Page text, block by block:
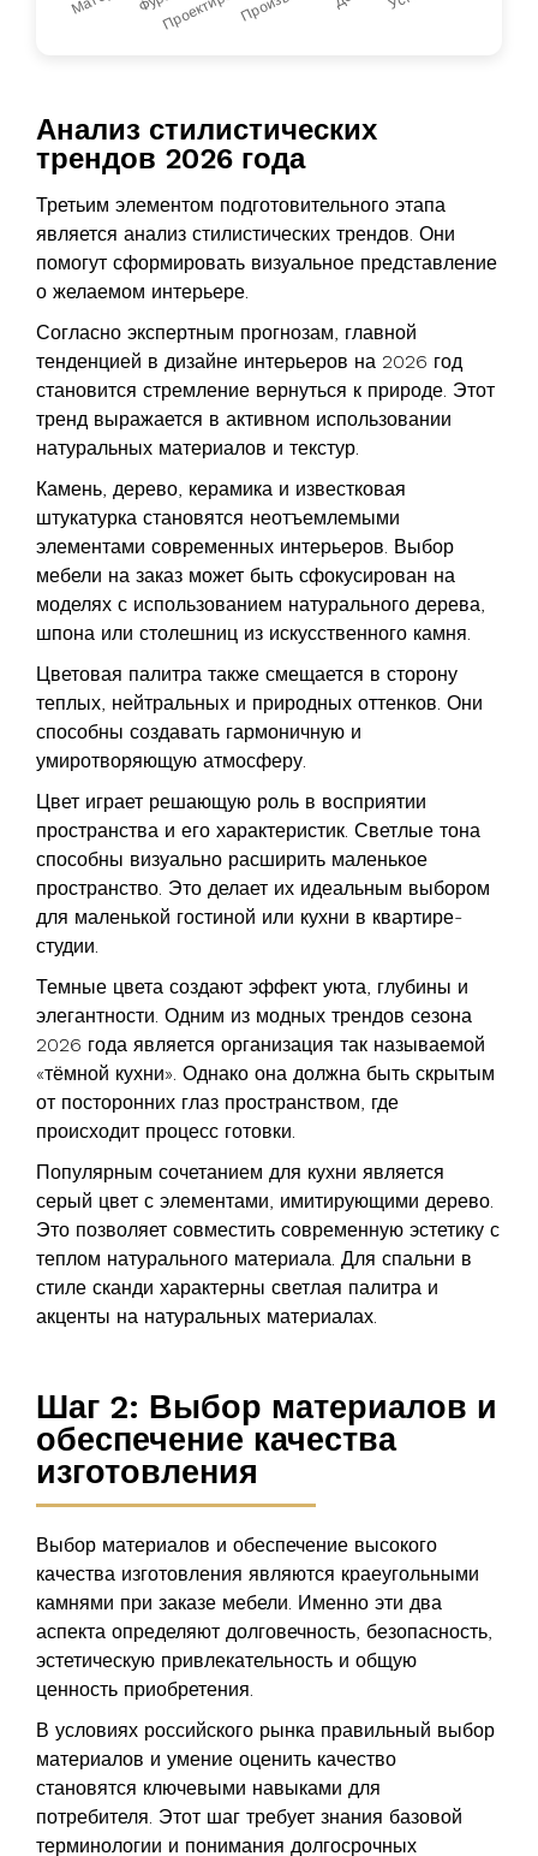
Анализ стилистических
трендов 2026 года
Третьим элементом подготовительного этапа
является анализ стилистических трендов. Они
помогут сформировать визуальное представление
о желаемом интерьере.
Согласно экспертным прогнозам, главной
тенденцией в дизайне интерьеров на 2026 год
становится стремление вернуться к природе. Этот
тренд выражается в активном использовании
натуральных материалов и текстур.
Камень, дерево, керамика и известковая
штукатурка становятся неотъемлемыми
элементами современных интерьеров. Выбор
мебели на заказ может быть сфокусирован на
моделях с использованием натурального дерева,
шпона или столешниц из искусственного камня.
Цветовая палитра также смещается в сторону
теплых, нейтральных и природных оттенков. Они
способны создавать гармоничную и
умиротворяющую атмосферу.
Цвет играет решающую роль в восприятии
пространства и его характеристик. Светлые тона
способны визуально расширить маленькое
пространство. Это делает их идеальным выбором
для маленькой гостиной или кухни в квартире-
студии.
Темные цвета создают эффект уюта, глубины и
элегантности. Одним из модных трендов сезона
2026 года является организация так называемой
«тёмной кухни». Однако она должна быть скрытым
от посторонних глаз пространством, где
происходит процесс готовки.
Популярным сочетанием для кухни является
серый цвет с элементами, имитирующими дерево.
Это позволяет совместить современную эстетику с
теплом натурального материала. Для спальни в
стиле сканди характерны светлая палитра и
акценты на натуральных материалах.
Шаг 2: Выбор материалов и
обеспечение качества
изготовления
Выбор материалов и обеспечение высокого
качества изготовления являются краеугольными
камнями при заказе мебели. Именно эти два
аспекта определяют долговечность, безопасность,
эстетическую привлекательность и общую
ценность приобретения.
В условиях российского рынка правильный выбор
материалов и умение оценить качество
становятся ключевыми навыками для
потребителя. Этот шаг требует знания базовой
терминологии и понимания долгосрочных